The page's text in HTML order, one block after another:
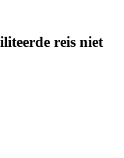
reis niet